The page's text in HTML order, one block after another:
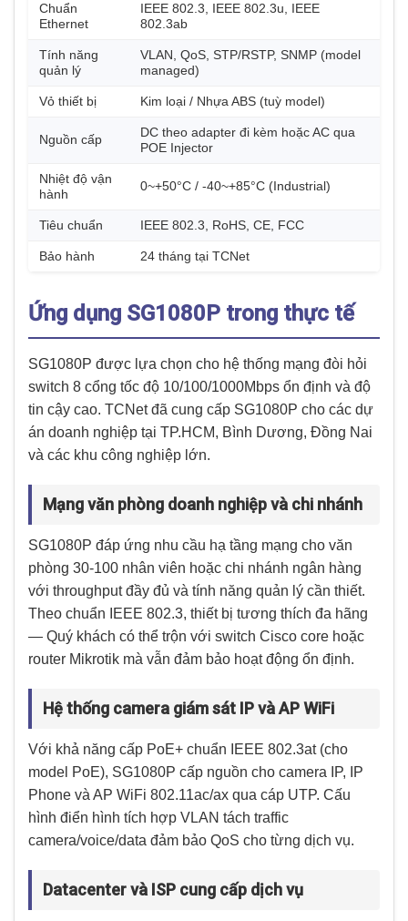
Chuẩn
Ethernet
IEEE 802.3, IEEE 802.3u, IEEE
802.3ab
Tính năng
quản lý
VLAN, QoS, STP/RSTP, SNMP (model
managed)
Vỏ thiết bị Kim loại / Nhựa ABS (tuỳ model)
Nguồn cấp
DC theo adapter đi kèm hoặc AC qua
POE Injector
Nhiệt độ vận
hành
0~+50°C / -40~+85°C (Industrial)
Tiêu chuẩn IEEE 802.3, RoHS, CE, FCC
Bảo hành 24 tháng tại TCNet
Ứng dụng SG1080P trong thực tế
SG1080P được lựa chọn cho hệ thống mạng đòi hỏi
switch 8 cổng tốc độ 10/100/1000Mbps ổn định và độ
tin cậy cao. TCNet đã cung cấp SG1080P cho các dự
án doanh nghiệp tại TP.HCM, Bình Dương, Đồng Nai
và các khu công nghiệp lớn.
Mạng văn phòng doanh nghiệp và chi nhánh
SG1080P đáp ứng nhu cầu hạ tầng mạng cho văn
phòng 30-100 nhân viên hoặc chi nhánh ngân hàng
với throughput đầy đủ và tính năng quản lý cần thiết.
Theo chuẩn IEEE 802.3, thiết bị tương thích đa hãng
— Quý khách có thể trộn với switch Cisco core hoặc
router Mikrotik mà vẫn đảm bảo hoạt động ổn định.
Hệ thống camera giám sát IP và AP WiFi
Với khả năng cấp PoE+ chuẩn IEEE 802.3at (cho
model PoE), SG1080P cấp nguồn cho camera IP, IP
Phone và AP WiFi 802.11ac/ax qua cáp UTP. Cấu
hình điển hình tích hợp VLAN tách traffic
camera/voice/data đảm bảo QoS cho từng dịch vụ.
Datacenter và ISP cung cấp dịch vụ